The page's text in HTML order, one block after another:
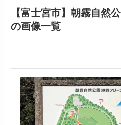
【富士宮市】朝霧自然
の画像一覧